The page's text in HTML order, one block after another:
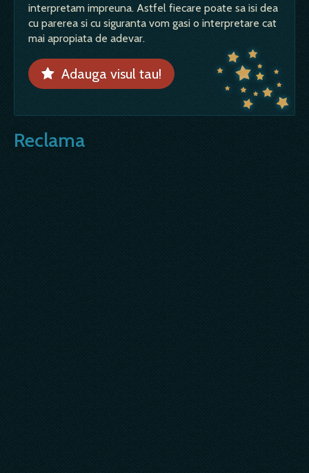
interpretam impreuna. Astfel fiecare poate sa isi dea
cu parerea si cu siguranta vom gasi o interpretare cat
mai apropiata de adevar.
Adauga visul tau!
Reclama